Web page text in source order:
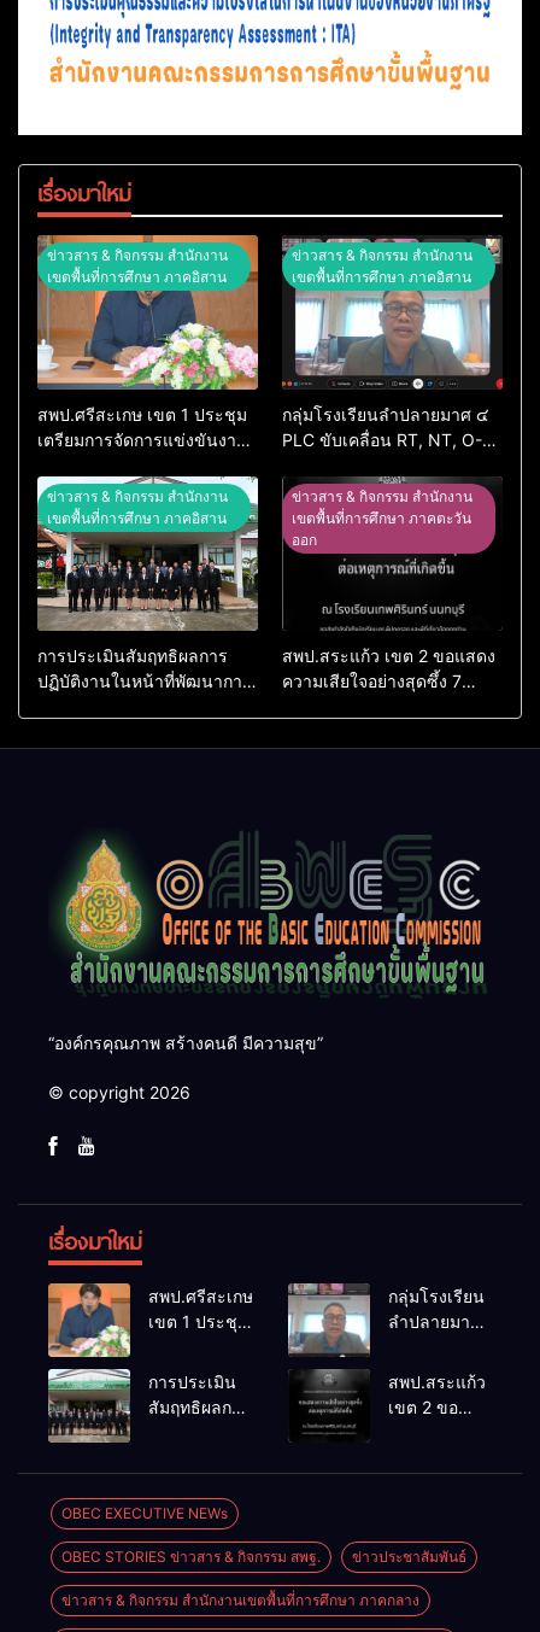
เรื่องมาใหม่
ข่าวสาร & กิจกรรม สำนักงาน
เขตพื้นที่การศึกษา ภาคอิสาน
สพป.ศรีสะเกษ เขต 1 ประชุม
เตรียมการจัดการแข่งขันงาน
74 ปีการศึกษา 2569
ข่าวสาร & กิจกรรม สำนักงาน
เขตพื้นที่การศึกษา ภาคอิสาน
กลุ่มโรงเรียนลำปลายมาศ ๔
PLC ขับเคลื่อน RT, NT, O-
ข่าวสาร & กิจกรรม สำนักงาน
เขตพื้นที่การศึกษา ภาคอิสาน
การประเมินสัมฤทธิผลการ
ปฏิบัติงานในหน้าที่พัฒนาการ
ข่าวสาร & กิจกรรม สำนักงาน
เขตพื้นที่การศึกษา ภาคตะวัน
ออก
สพป.สระแก้ว เขต 2 ขอแสดง
ความเสียใจอย่างสุดซึ้ง 7
“องค์กรคุณภาพ สร้างคนดี มีความสุข”
© copyright 2026
เรื่องมาใหม่
สพป.ศรีสะเกษ
เขต 1 ประชุม
จัดการ
แข่งขันงาน
ศิลปหัตถกรรม
74 ปีการ
ศึกษา 2569
กลุ่มโรงเรียน
ลำปลายมาศ
เคลื่อน RT,
NT, O-NET
การประเมิน
สัมฤทธิผลการ
ศึกษา
ตำแหน่ง รอง
ผู้อำนวยการ
สถานศึกษา
สพป.สระแก้ว
เขต 2 ขอ
OBEC EXECUTIVE NEWs
OBEC STORIES ข่าวสาร & กิจกรรม สพฐ. ข่าวประชาสัมพันธ์
ข่าวสาร & กิจกรรม สำนักงานเขตพื้นที่การศึกษา ภาคกลาง